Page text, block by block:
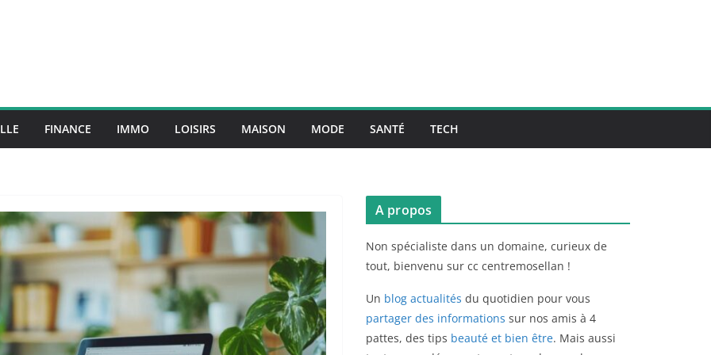
FINANCE IMMO LOISIRS MAISON MODE SANTÉ TECH
A propos
Non spécialiste dans un domaine, curieux de
tout, bienvenu sur cc centremosellan !
Un blog actualités du quotidien pour vous
partager des informations sur nos amis à 4
pattes, des tips beauté et bien être. Mais aussi